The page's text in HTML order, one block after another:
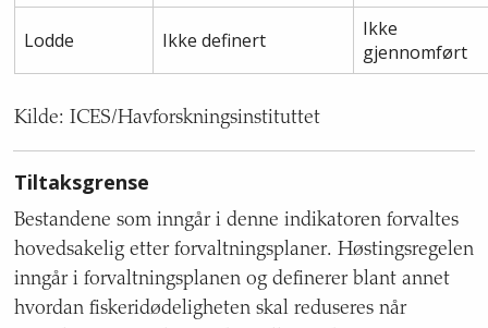
Lodde Ikke definert
Ikke
gjennomført
Kilde: ICES/Havforskningsinstituttet
Tiltaksgrense
Bestandene som inngår i denne indikatoren forvaltes
hovedsakelig etter forvaltningsplaner. Høstingsregelen
inngår i forvaltningsplanen og definerer blant annet
hvordan fiskeridødeligheten skal reduseres når